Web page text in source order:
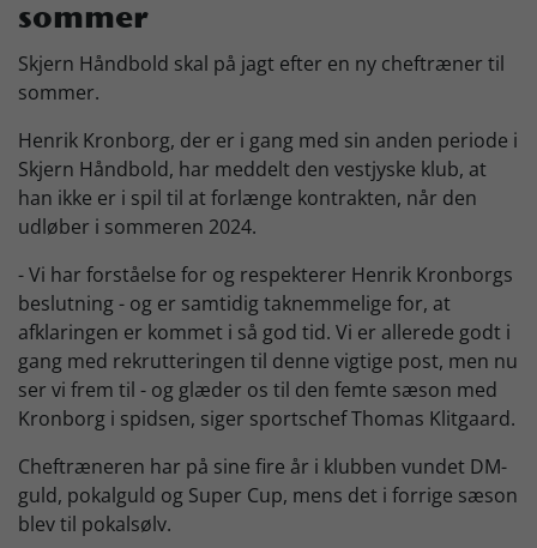
Skjern Bank Grand Prix
Nyhedsbrev
Køb Billet
sommer
Skjern Håndbold skal på jagt efter en ny cheftræner til
sommer.
Henrik Kronborg, der er i gang med sin anden periode i
Skjern Håndbold, har meddelt den vestjyske klub, at
han ikke er i spil til at forlænge kontrakten, når den
udløber i sommeren 2024.
- Vi har forståelse for og respekterer Henrik Kronborgs
beslutning - og er samtidig taknemmelige for, at
afklaringen er kommet i så god tid. Vi er allerede godt i
gang med rekrutteringen til denne vigtige post, men nu
ser vi frem til - og glæder os til den femte sæson med
Kronborg i spidsen, siger sportschef Thomas Klitgaard.
Cheftræneren har på sine fire år i klubben vundet DM-
guld, pokalguld og Super Cup, mens det i forrige sæson
blev til pokalsølv.